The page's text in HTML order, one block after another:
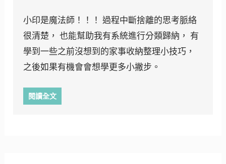
小印是魔法師！！！ 過程中斷捨離的思考脈絡
很清楚， 也能幫助我有系統進行分類歸納， 有
學到一些之前沒想到的家事收納整理小技巧，
之後如果有機會會想學更多小撇步。
閱讀全文